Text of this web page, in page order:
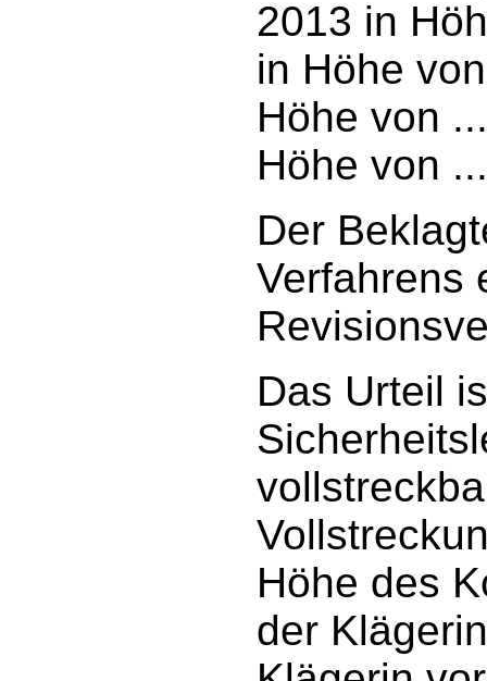
2013 in
in Höhe
Höhe von
Höhe von
Der
Verfahrens
Das Urteil
Höhe des
der